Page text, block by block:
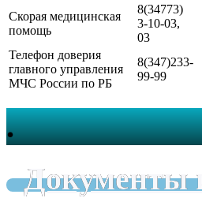
Скорая медицинская
помощь
8(34773)
3-10-03,
03
Телефон доверия
главного управления
МЧС России по РБ
8(347)233-
99-99
.
Документы